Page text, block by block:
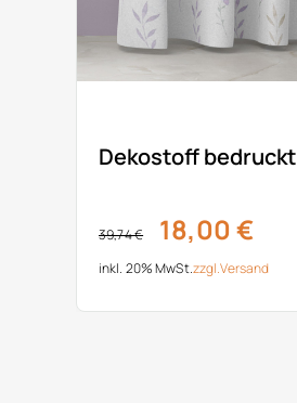
Dekostoff bedruckt
39,74 € 18,00 €
inkl. 20% MwSt.zzgl.Versand